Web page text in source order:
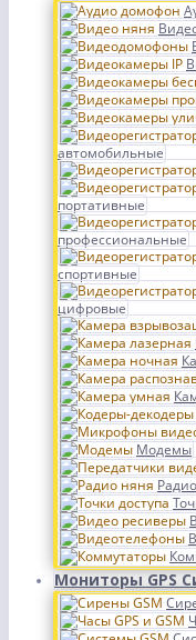
автомобильные
портативные
профессиональные
спортивные
цифровые
Модемы
Мониторы GPS